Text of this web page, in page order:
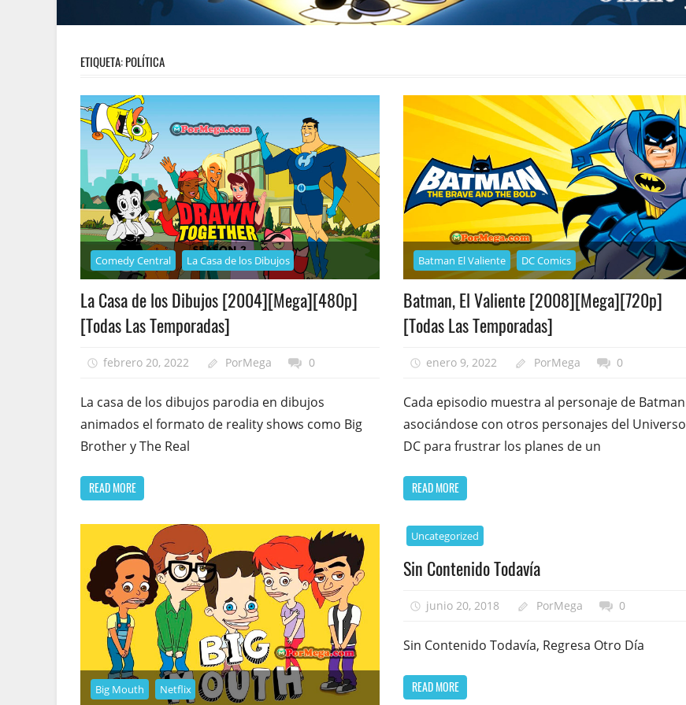
ETIQUETA:POLÍTICA
Comedy Central La Casa de los Dibujos
La Casa de los Dibujos [2004][Mega][480p]
[Todas Las Temporadas]
febrero 20, 2022 PorMega 0
La casa de los dibujos parodia en dibujos
animados el formato de reality shows como Big
Brother y The Real
READ MORE
Batman El Valiente DC Comics
Batman, El Valiente [2008][Mega][720p]
[Todas Las Temporadas]
enero 9, 2022 PorMega 0
Cada episodio muestra al personaje de Batman
asociándose con otros personajes del Universo
DC para frustrar los planes de un
READ MORE
Big Mouth Netflix
Uncategorized
Sin Contenido Todavía
junio 20, 2018 PorMega 0
Sin Contenido Todavía, Regresa Otro Día
READ MORE